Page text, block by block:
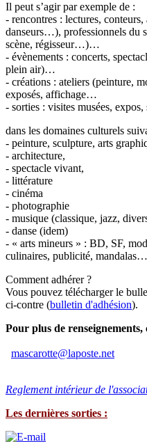
Il peut s’agir par exemple de :
- rencontres : lectures,
danseurs…), professionnels du
scène, régisseur…)…
- évènements : concerts,
plein air)…
- créations : ateliers (peinture,
exposés, affichage…
- sorties : visites musées,
dans les domaines culturels
- peinture, sculpture, arts
- architecture,
- spectacle vivant,
- littérature
- cinéma
- photographie
- musique (classique, jazz,
- danse (idem)
- « arts mineurs » : BD, SF,
culinaires, publicité, mandalas…
Comment adhérer ?
Vous pouvez télécharger le
ci-contre (bulletin d'adhésion).
Pour plus de renseignements,
mascarotte@laposte.net
Reglement intérieur de
Les dernières sorties :